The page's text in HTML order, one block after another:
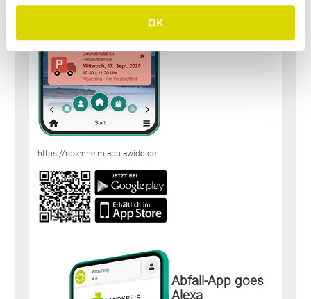
OK
geben Sie einfach den
folgenden Link in den Browser
https://rosenheim.app.awido.de
Abfall-App goes
Alexa